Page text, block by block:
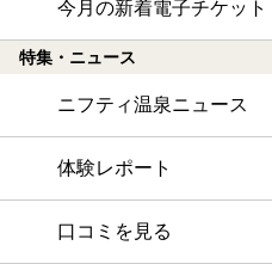
今月の新着電子チケッ
特集・ニュース
ニフティ温泉ニュース
体験レポート
口コミを見る